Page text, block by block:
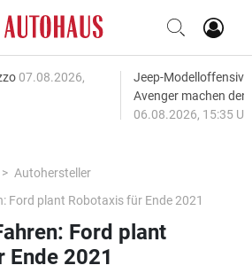
07.08.2026,
Jeep-
Avenger machen
06.08.2026, 15:35
Autohersteller
Ford plant Robotaxis für Ende 2021
Ford plant
Ende 2021